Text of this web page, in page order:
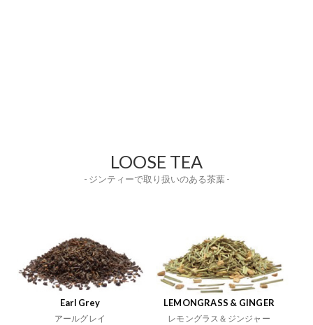
LOOSE TEA
- ジンティーで取り扱いのある茶葉 -
Earl Grey
アールグレイ
LEMONGRASS & GINGER
レモングラス＆ジンジャー